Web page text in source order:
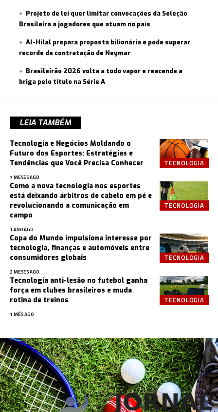
Projeto de lei quer limitar convocações da Seleção
Brasileira a jogadores que atuam no país
Al-Hilal prepara proposta bilionária e pode superar
recorde de contratação de Neymar
Brasileirão 2026 volta a todo vapor e reacende a
briga pelo título na Série A
LEIA TAMBÉM
TECNOLOGIA
Tecnologia e Negócios Moldando o
Futuro dos Esportes: Estratégias e
Tendências que Você Precisa Conhecer
7 MESES AGO
TECNOLOGIA
Como a nova tecnologia nos esportes
está deixando árbitros de cabelo em pé e
revolucionando a comunicação em
campo
1 ANO AGO
TECNOLOGIA
Copa do Mundo impulsiona interesse por
tecnologia, finanças e automóveis entre
consumidores globais
2 MESES AGO
TECNOLOGIA
Tecnologia anti-lesão no futebol ganha
força em clubes brasileiros e muda
rotina de treinos
1 MÊS AGO